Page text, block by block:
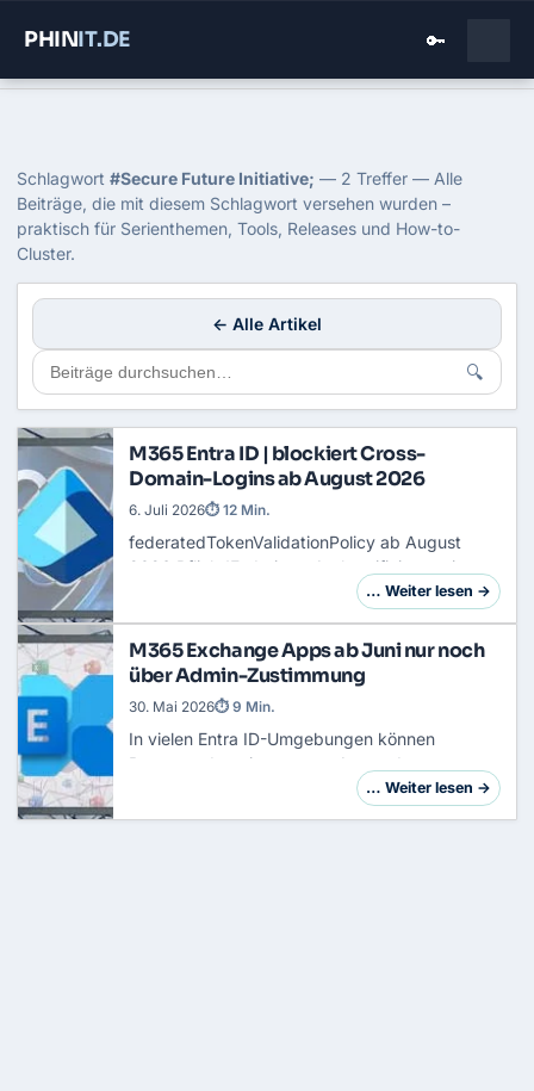
PHINIT.DE 🔑
Tag: Secure Future Initiative;
Schlagwort #Secure Future Initiative; — 2 Treffer — Alle
Beiträge, die mit diesem Schlagwort versehen wurden –
praktisch für Serienthemen, Tools, Releases und How-to-
Cluster.
← Alle Artikel
🔍
M365 Entra ID | blockiert Cross-
Domain-Logins ab August 2026
federatedTokenValidationPolicy ab August
2026 Pflicht!Federierte Authentifizierung ist
einer der ältesten Vertrauensanker in
der gefähr…
6. Juli 2026⏱ 12 Min.
… Weiter lesen →
M365 Exchange Apps ab Juni nur noch
über Admin-Zustimmung
In vielen Entra ID-Umgebungen können
Benutzer derzeit externen Anwendungen
eigenständig Berechtigungen auf ihr
30. Mai 2026⏱ 9 Min.
… Weiter lesen →